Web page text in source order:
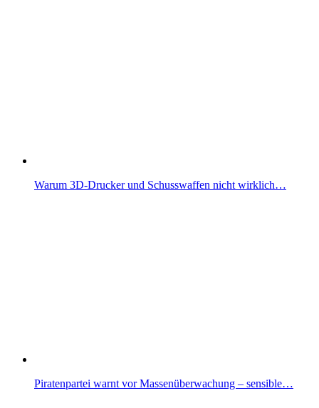
Warum 3D-Drucker und Schusswaffen nicht wirklich…
Piratenpartei warnt vor Massenüberwachung – sensible…